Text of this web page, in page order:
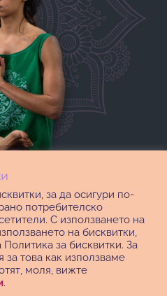
за да осигури по-
потребителско
С използването на
на бисквитки,
за бисквитки. За
това как използваме
моля, вижте
.